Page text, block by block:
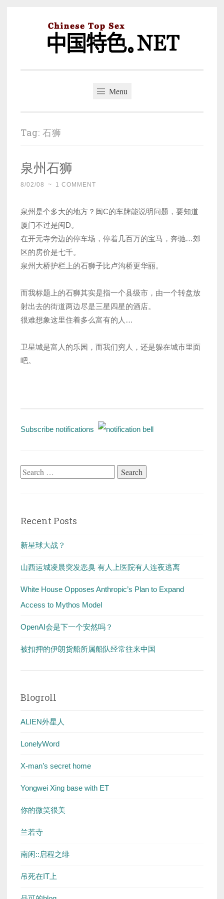
Menu
Tag: 石狮
泉州石狮
8/02/08 ~ 1 COMMENT
泉州是个多大的地方？闽C的车牌能说明问题，要知道
厦门不过是闽D。
在开元寺旁边的停车场，停着几百万的宝马，奔驰…郊
区的房价是七千。
泉州大桥护栏上的石狮子比卢沟桥更华丽。
而我标题上的石狮其实是指一个县级市，由一个转盘放
射出去的街道两边尽是三星四星的酒店。
很难想象这里住着多么富有的人…
卫星城是富人的乐园，而我们穷人，还是躲在城市里面
吧。
Subscribe notifications
Search
Recent Posts
新星球大战？
山西运城凌晨突发恶臭 有人上医院有人连夜逃离
White House Opposes Anthropic’s Plan to Expand
Access to Mythos Model
OpenAI会是下一个安然吗？
被扣押的伊朗货船所属船队经常往来中国
Blogroll
ALIEN外星人
LonelyWord
X-man’s secret home
Yongwei Xing base with ET
你的微笑很美
兰若寺
南闲::启程之绯
吊死在IT上